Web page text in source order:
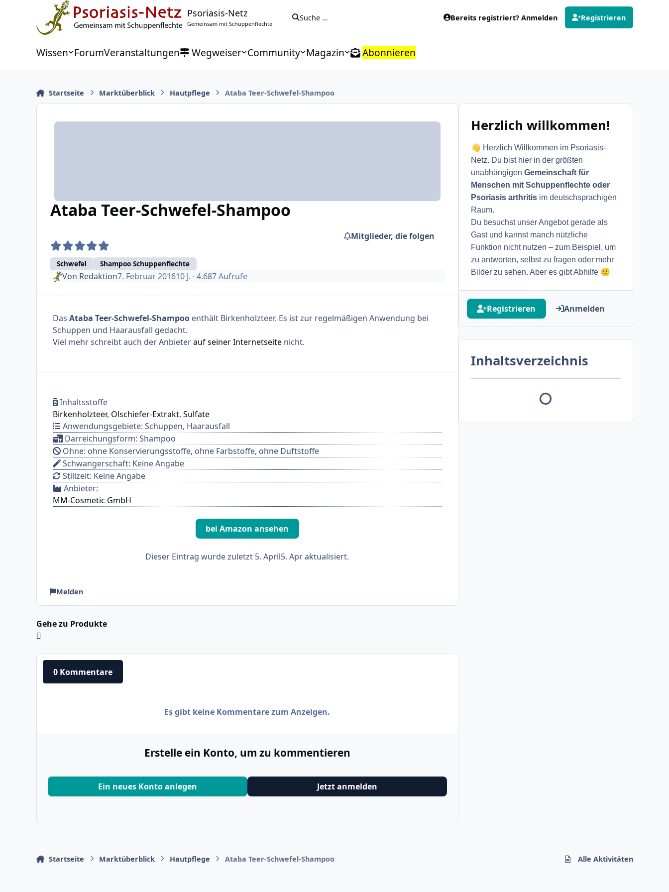
Zu Inhalt springen
Psoriasis-Netz
Gemeinsam mit Schuppenflechte
Suche … Bereits registriert? Anmelden Registrieren
Wissen ForumVeranstaltungen Wegweiser Community Magazin Abonnieren
Startseite Marktüberblick Hautpflege Ataba Teer-Schwefel-Shampoo
Ataba Teer-Schwefel-Shampoo
Schwefel Shampoo Schuppenflechte
Mitglieder, die folgen
Von Redaktion7. Februar 201610 J. · 4.687 Aufrufe
Das Ataba Teer-Schwefel-Shampooenthält Birkenholzteer. Es ist zur regelmäßigen Anwendung bei
Schuppen und Haarausfall gedacht.
Viel mehr schreibt auch der Anbieterauf seiner Internetseitenicht.
Inhaltsstoffe
Birkenholzteer Ölschiefer-Extrakt Sulfate
Anwendungsgebiete: Schuppen, Haarausfall
Darreichungsform: Shampoo
Ohne: ohne Konservierungsstoffe, ohne Farbstoffe, ohne Duftstoffe
Schwangerschaft: Keine Angabe
Stillzeit: Keine Angabe
Anbieter:
MM-Cosmetic GmbH
bei Amazon ansehen
Dieser Eintrag wurde zuletzt 5. April5. Apraktualisiert.
Melden
Gehe zu Produkte
0 Kommentare
Es gibt keine Kommentare zum Anzeigen.
Erstelle ein Konto, um zu kommentieren
Ein neues Konto anlegen Jetzt anmelden
Herzlich willkommen!
👋 Herzlich Willkommen im Psoriasis-
Netz. Du bist hier in der größten
unabhängigenGemeinschaft für
Menschen mit Schuppenflechte oder
Psoriasis arthritis im deutschsprachigen
Raum.
Du besuchst unser Angebot gerade als
Gast und kannst manch nützliche
Funktion nicht nutzen – zum Beispiel, um
zu antworten, selbst zu fragen oder mehr
Bilder zu sehen. Aber es gibt Abhilfe 🙂
Registrieren Anmelden
Inhaltsverzeichnis
Startseite Marktüberblick Hautpflege Ataba Teer-Schwefel-Shampoo Alle Aktivitäten